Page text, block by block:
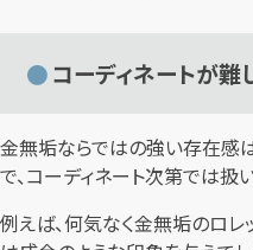
コーディネートが難
金無垢ならではの強い存在感
で、コーディネート次第では扱
例えば、何気なく金無垢のロレ